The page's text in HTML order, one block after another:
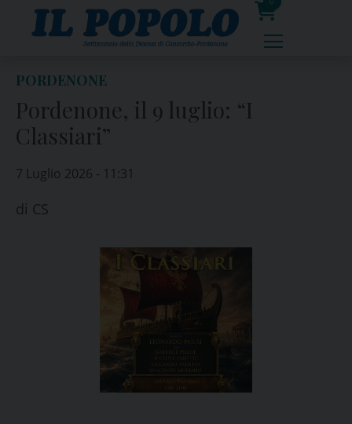
0
prodotti
PORDENONE
Pordenone, il 9 luglio: “I
Classiari”
7 Luglio 2026 - 11:31
di CS